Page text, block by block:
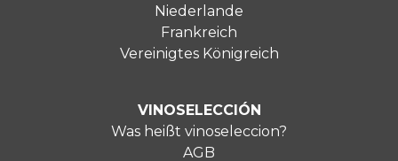
Niederlande
Frankreich
Vereinigtes Königreich
VINOSELECCIÓN
Was heißt vinoseleccion?
AGB